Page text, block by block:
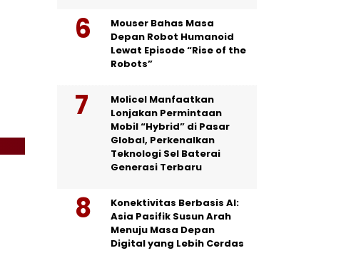
Mouser Bahas Masa
Depan Robot Humanoid
Lewat Episode “Rise of the
Robots”
Molicel Manfaatkan
Lonjakan Permintaan
Mobil “Hybrid” di Pasar
Global, Perkenalkan
Teknologi Sel Baterai
Generasi Terbaru
Konektivitas Berbasis AI:
Asia Pasifik Susun Arah
Menuju Masa Depan
Digital yang Lebih Cerdas